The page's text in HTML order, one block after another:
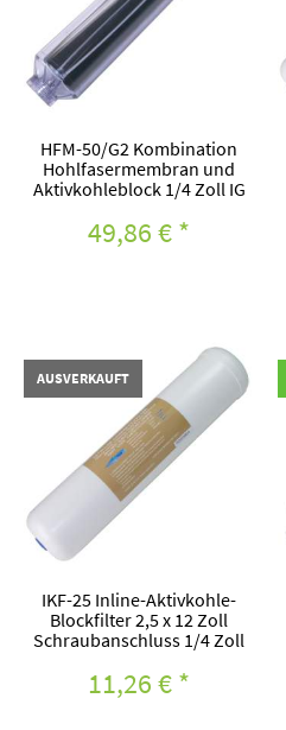
HFM-50/G2 Kombination
Hohlfasermembran und
Aktivkohleblock 1/4 Zoll IG
49,86 €*
AUSVERKAUFT
IKF-25 Inline-Aktivkohle-
Blockfilter 2,5 x 12 Zoll
Schraubanschluss 1/4 Zoll
11,26 €*